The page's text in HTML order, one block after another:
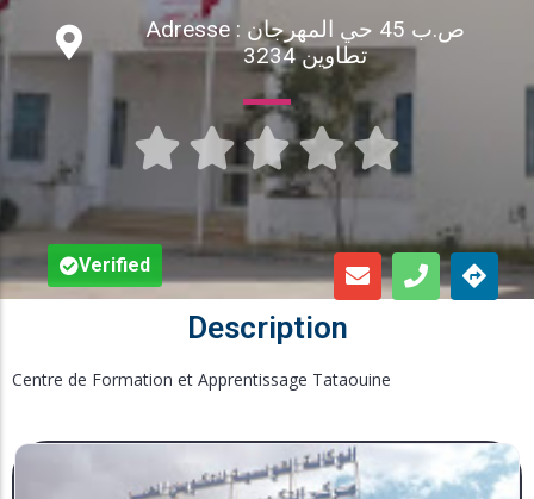
Inscription en Ligne
Foire aux Questions
Adresse : ص.ب 45 حي المهرجان
تطاوين 3234
  
Verified
Description
Centre de Formation et Apprentissage Tataouine